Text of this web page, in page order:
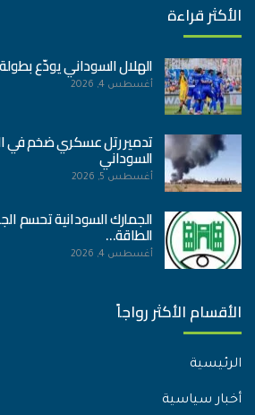
الأكثر قراءة
الهلال السوداني يودّع
أغسطس 4, 2026
تدمير رتل عسكري ضخم في
السوداني
أغسطس 5, 2026
الجمارك السودانية تحسم
الطاقة…
أغسطس 4, 2026
الأقسام الأكثر رواجاً
الرئيسية
أخبار سياسية